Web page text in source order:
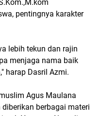
pentingnya karakter
lebih tekun dan rajin
menjaga nama baik
harap Dasril Azmi.
Agus Maulana
berbagai materi